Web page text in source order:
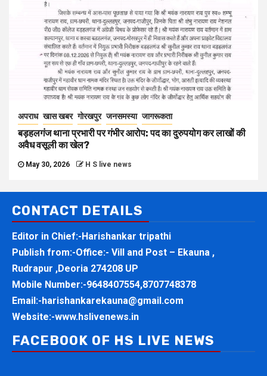
अपराध खास खबर गोरखपुर जनसमस्या जागरूकता
बड़हलगंज थाना प्रभारी पर गंभीर आरोप: पद का दुरुपयोग कर लाखों की
अवैध वसूली का खेल?
May 30, 2026 H S live news
CONTACT DETAILS
Editor in Chief:-Harishankar tripathi
Publish from:-Office:- Vill and Post – Ekauna ,
Rudrapur ,Deoria 274208 UP
Mobile Number:-9648407554,8707748378
Email:-harishankarekauna@gmail.com
Website:-www.hslivenews.in
FACEBOOK OF HS LIVE NEWS